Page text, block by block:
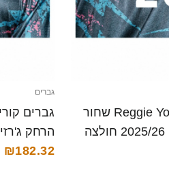
גברים Reggie Young #25 שחור
נייבי הרחק ג'רזי 2025/26 חולצה
גברים
הרחק ג'רזי 2025/26 חולצה קצרה
₪182.32